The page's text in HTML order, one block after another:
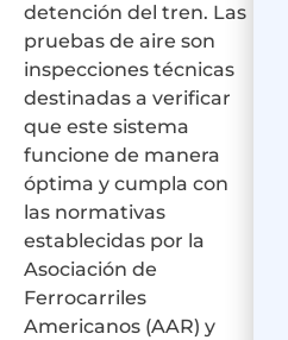
detención del tren. Las
pruebas de aire son
inspecciones técnicas
destinadas a verificar
que este sistema
funcione de manera
óptima y cumpla con
las normativas
establecidas por la
Asociación de
Ferrocarriles
Americanos (AAR) y